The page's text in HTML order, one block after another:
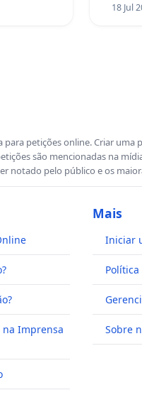
18 Jul
petições online. Criar uma
são mencionadas na
notado pelo público e os
na Imprensa
Mais
Iniciar
Sobre